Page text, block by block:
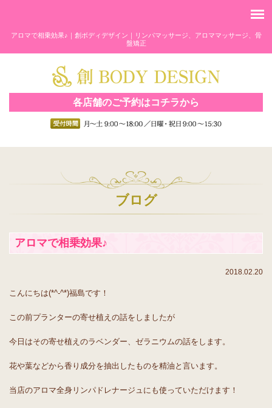
アロマで相乗効果♪｜創ボディデザイン｜リンパマッサージ、アロママッサージ、骨
盤矯正
各店舗のご予約はコチラから
ブログ
アロマで相乗効果♪
2018.02.20
こんにちは(*^-^*)福島です！
この前プランターの寄せ植えの話をしましたが
今日はその寄せ植えのラベンダー、ゼラニウムの話をします。
花や葉などから香り成分を抽出したものを精油と言います。
当店のアロマ全身リンパドレナージュにも使っていただけます！